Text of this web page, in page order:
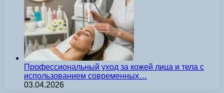
Профессиональный уход за кожей лица и тела с
использованием современных…
03.04.2026